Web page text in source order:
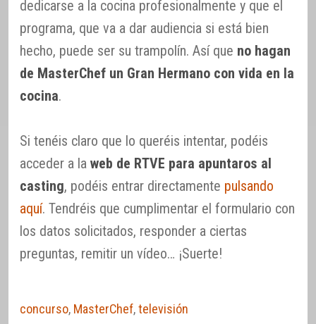
dedicarse a la cocina profesionalmente y que el
programa, que va a dar audiencia si está bien
hecho, puede ser su trampolín. Así que no hagan
de MasterChef un Gran Hermano con vida en la
cocina.
Si tenéis claro que lo queréis intentar, podéis
acceder a la web de RTVE para apuntaros al
casting, podéis entrar directamente pulsando
aquí. Tendréis que cumplimentar el formulario con
los datos solicitados, responder a ciertas
preguntas, remitir un vídeo… ¡Suerte!
concurso, MasterChef,televisión